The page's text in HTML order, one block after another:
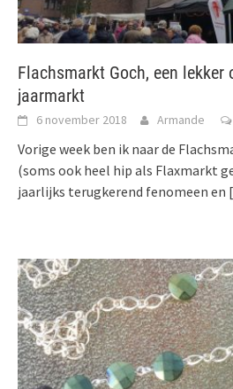
Flachsmarkt Goch, een lekker
jaarmarkt
6 november 2018 Armande
Vorige week ben ik naar de
(soms ook heel hip als Flaxmarkt
jaarlijks terugkerend fenomeen en